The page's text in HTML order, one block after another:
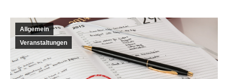
Allgemein
Veranstaltungen